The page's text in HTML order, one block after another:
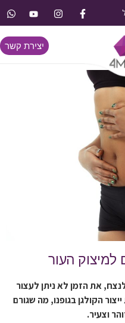
יצירת קשר
למיצוק העור
את הזמן לא ניתן לעצור
הקולגן בגופנו, מה שגורם
וצעיר.